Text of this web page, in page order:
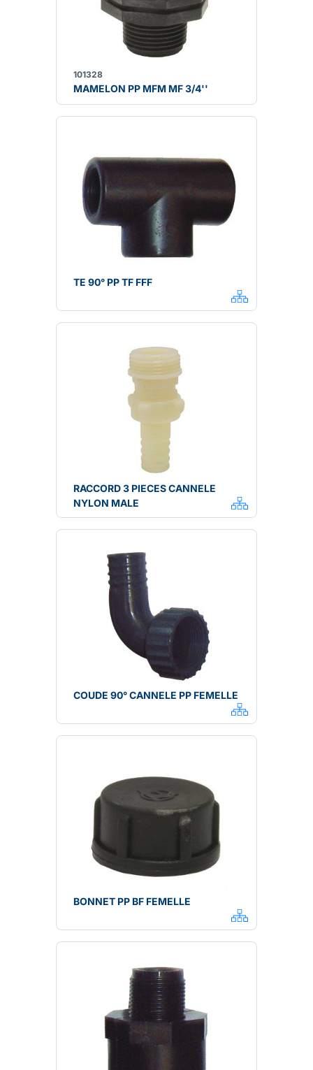
101328
MAMELON PP MFM MF 3/4''
TE 90° PP TF FFF
RACCORD 3 PIECES CANNELE
NYLON MALE
COUDE 90° CANNELE PP FEMELLE
BONNET PP BF FEMELLE